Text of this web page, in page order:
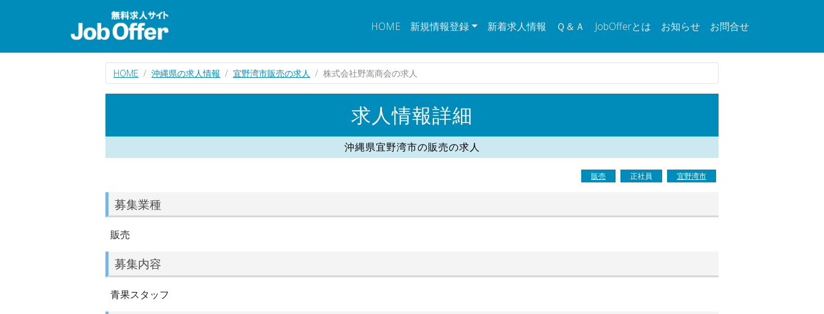
HOME 新規情報登録 新着求人情報 Ｑ＆Ａ JobOfferとは お知らせ お問合せ
HOME 沖縄県の求人情報 宜野湾市販売の求人 株式会社野嵩商会の求人
求人情報詳細
沖縄県宜野湾市の販売の求人
販売 正社員 宜野湾市
募集業種
販売
募集内容
青果スタッフ